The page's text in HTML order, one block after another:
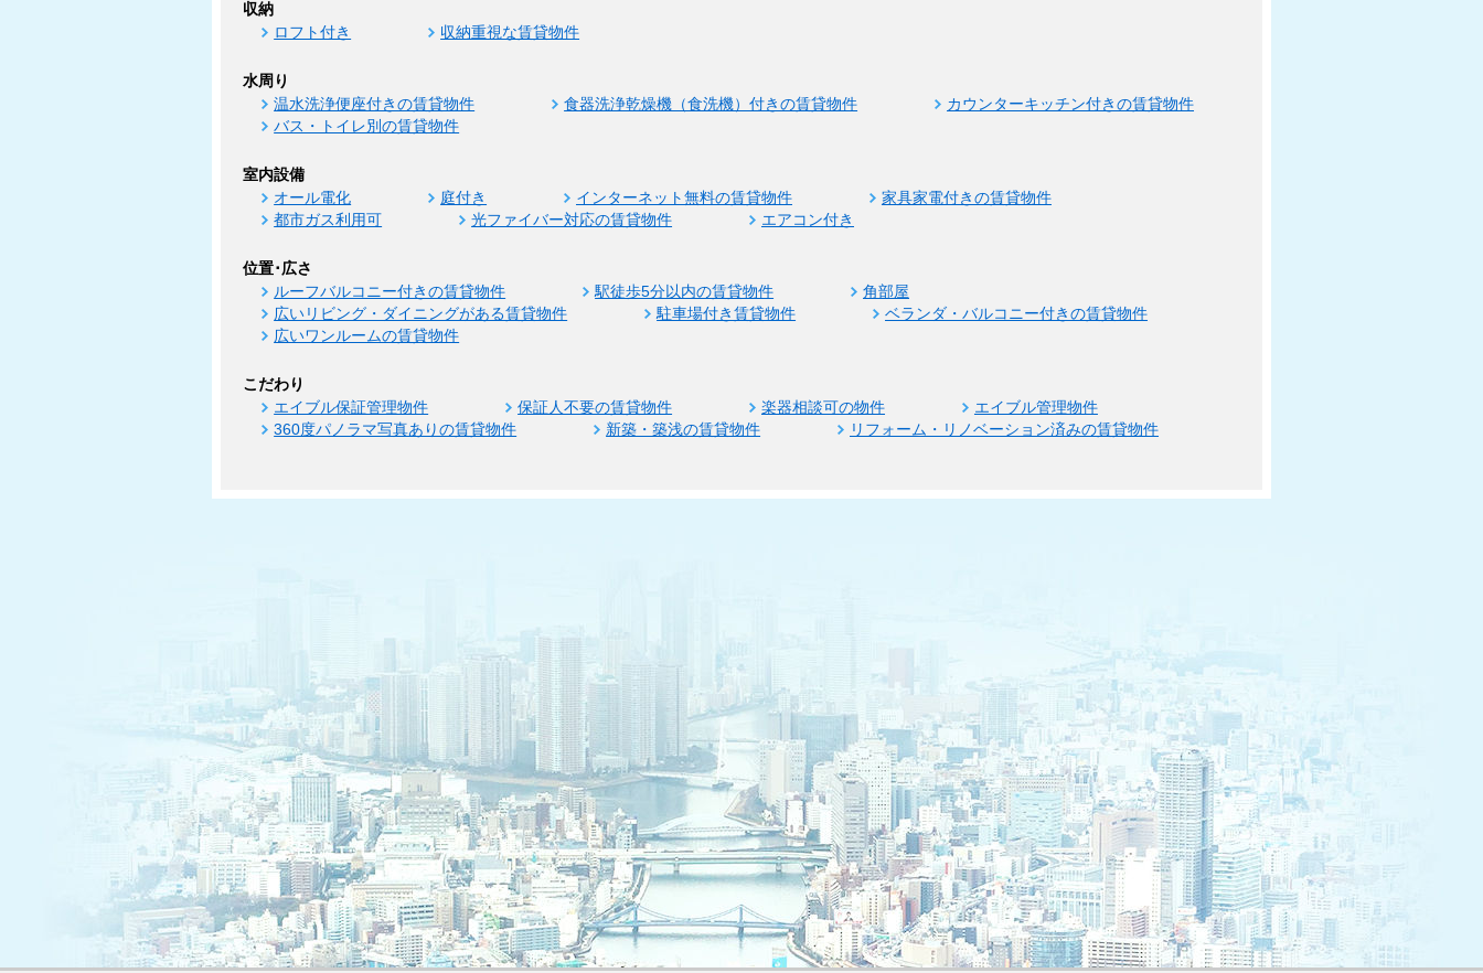
収納
ロフト付き 収納重視な賃貸物件
水周り
温水洗浄便座付きの賃貸物件 食器洗浄乾燥機（食洗機）付きの賃貸物件
カウンターキッチン付きの賃貸物件
バス・トイレ別の賃貸物件
室内設備
オール電化 庭付き インターネット無料の賃貸物件
家具家電付きの賃貸物件
都市ガス利用可
光ファイバー対応の賃貸物件 エアコン付き
位置･広さ
ルーフバルコニー付きの賃貸物件 駅徒歩5分以内の賃貸物件
角部屋
広いリビング・ダイニングがある賃貸物件
駐車場付き賃貸物件
ベランダ・バルコニー付きの賃貸物件
広いワンルームの賃貸物件
こだわり
エイブル保証管理物件 保証人不要の賃貸物件 楽器相談可の物件
エイブル管理物件
360度パノラマ写真ありの賃貸物件
新築・築浅の賃貸物件 リフォーム・リノベーション済みの賃貸物件